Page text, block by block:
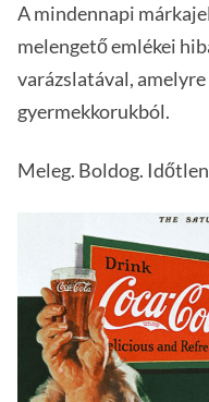
A mindennapi
melengető emlékei
varázslatával,
gyermekkorukból.
Meleg. Boldog.